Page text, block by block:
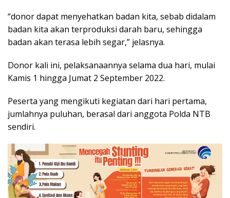
“donor dapat menyehatkan badan kita, sebab didalam
badan kita akan terproduksi darah baru, sehingga
badan akan terasa lebih segar,” jelasnya.
Donor kali ini, pelaksanaannya selama dua hari, mulai
Kamis 1 hingga Jumat 2 September 2022.
Peserta yang mengikuti kegiatan dari hari pertama,
jumlahnya puluhan, berasal dari anggota Polda NTB
sendiri.